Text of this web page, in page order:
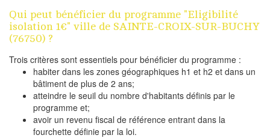
Qui peut bénéficier du programme "Eligibilité
isolation 1€" ville de SAINTE-CROIX-SUR-BUCHY
(76750) ?
Trois critères sont essentiels pour bénéficier du programme :
habiter dans les zones géographiques h1 et h2 et dans un
bâtiment de plus de 2 ans;
atteindre le seuil du nombre d'habitants définis par le
programme et;
avoir un revenu fiscal de référence entrant dans la
fourchette définie par la loi.